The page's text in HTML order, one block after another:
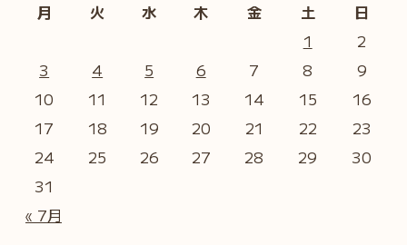
月
火 水 木 金 土 日
« 7月
1
2
3
4 5 6 7 8
9
10
11 12 13 14 15
16
17
18 19 20 21 22
23
24
25 26 27 28 29
30
31